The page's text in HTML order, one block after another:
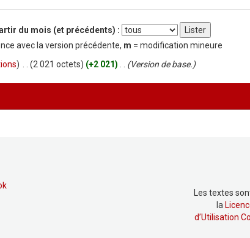
du mois (et précédents) :
avec la version précédente, m = modification mineure
) (2 021 octets) (+2 021) (Version de base.)
Les textes
la
d’Utilisation